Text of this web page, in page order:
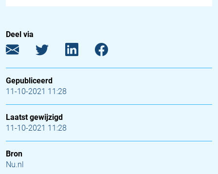
Deel via
Gepubliceerd
11-10-2021 11:28
Laatst gewijzigd
11-10-2021 11:28
Bron
Nu.nl